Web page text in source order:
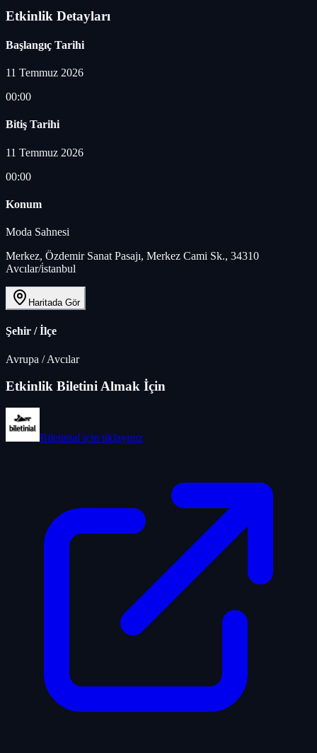
Etkinlik Detayları
Başlangıç Tarihi
11 Temmuz 2026
00:00
Bitiş Tarihi
11 Temmuz 2026
00:00
Konum
Moda Sahnesi
Merkez, Özdemir Sanat Pasajı, Merkez Cami Sk., 34310
Avcılar/i̇stanbul
Haritada Gör
Şehir / İlçe
Avrupa /Avcılar
Etkinlik Biletini Almak İçin
Biletinial için tıklayınız